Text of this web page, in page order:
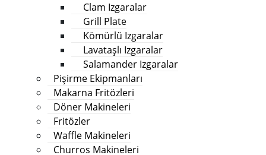
Clam Izgaralar
Grill Plate
Kömürlü Izgaralar
Lavataşlı Izgaralar
Salamander Izgaralar
Pişirme Ekipmanları
Makarna Fritözleri
Döner Makineleri
Fritözler
Waffle Makineleri
Churros Makineleri